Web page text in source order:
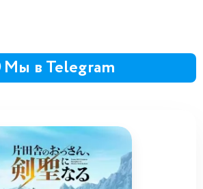
Мы в Telegram